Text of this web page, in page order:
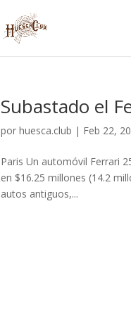
Subastado el
porhuesca.club | Feb 22,
Paris Un automóvil Ferrari
en $16.25 millones (14.2
autos antiguos,...